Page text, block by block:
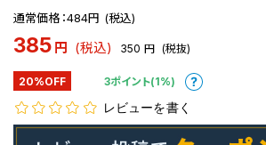
通常価格：484円 (税込)
385 円 (税込) 350 円 (税抜)
20%OFF 3ポイント(1%)
レビューを書く